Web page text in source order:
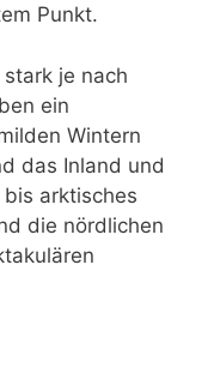
Punkt.
je nach
ein
Wintern
das Inland und
arktisches
die nördlichen